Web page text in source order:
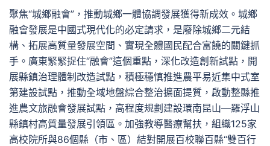
聚焦“城鄉融會”，推動城鄉一體協調發展獲得新成效。城鄉
融會發展是中國式現代化的必定請求，是廢除城鄉二元結
構、拓展高質量發展空間、實現全體國民配合富饒的關鍵抓
手。廣東緊緊捉住“融會”這個重點，深化改造創新試點，開
展縣鎮治理體制改造試點，積極穩慎推進農平易近集中式室
第建設試點，推動全域地盤綜合整治擴面提質，啟動整縣推
進農文旅融會發展試點，高程度規劃建設環南昆山—羅浮山
縣鎮村高質量發展引領區。加強教導醫療幫扶，組織125家
高校院所與86個縣（市、區）結對開展百校聯百縣“雙百行